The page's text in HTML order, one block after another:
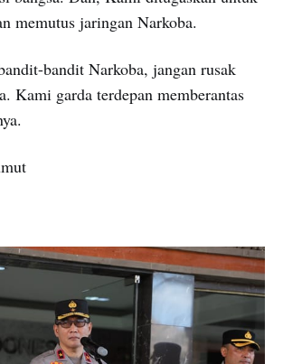
memutus jaringan Narkoba.
bandit Narkoba, jangan rusak
Kami garda terdepan memberantas